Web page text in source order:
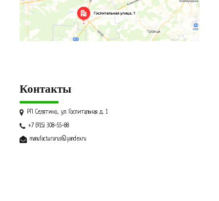
Контакты
РП Селятино, ул. Госпитальная д. 1
+7 (915) 308-55-88
manufacturarus@yandex.ru